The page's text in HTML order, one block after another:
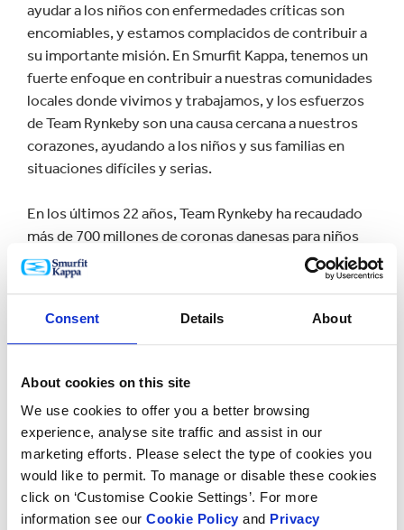
Consent Details About
About cookies on this site
We use cookies to offer you a better browsing
experience, analyse site traffic and assist in our
marketing efforts. Please select the type of cookies you
would like to permit. To manage or disable these cookies
click on ‘Customise Cookie Settings’. For more
information see our Cookie Policy and Privacy
ayudar a los niños con enfermedades críticas son
encomiables, y estamos complacidos de contribuir a
su importante misión. En Smurfit Kappa, tenemos un
fuerte enfoque en contribuir a nuestras comunidades
locales donde vivimos y trabajamos, y los esfuerzos
de Team Rynkeby son una causa cercana a nuestros
corazones, ayudando a los niños y sus familias en
situaciones difíciles y serias.
En los últimos 22 años, Team Rynkeby ha recaudado
más de 700 millones de coronas danesas para niños
con enfermedades críticas.